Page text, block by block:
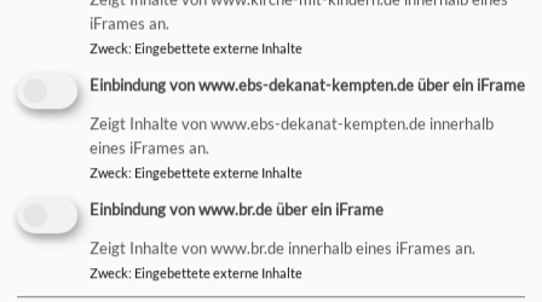
#singenmitkindern
ÖKUMENISCHE KINDERKIRCHE
DIETMANNSRIED
iFrames an.
Zweck: Eingebettete externe Inhalte
Einbindung von www.ebs-dekanat-kempten.de über ein iFrame
Zeigt Inhalte von www.ebs-dekanat-kempten.de innerhalb
eines iFrames an.
Zweck: Eingebettete externe Inhalte
Einbindung von www.br.de über ein iFrame
Zeigt Inhalte von www.br.de innerhalb eines iFrames an.
Zweck: Eingebettete externe Inhalte